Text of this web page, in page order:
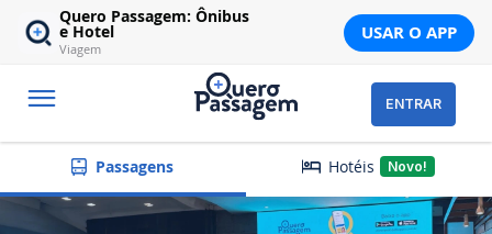
Quero Passagem: Ônibus
e Hotel
Viagem
USAR O APP
ENTRAR
Passagens Hotéis Novo!